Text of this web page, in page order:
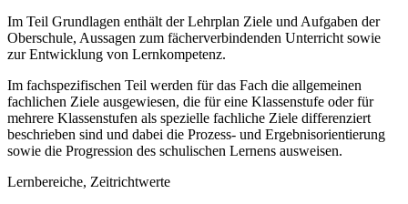
Im Teil Grundlagen enthält der Lehrplan Ziele und Aufgaben der
Oberschule, Aussagen zum fächerverbindenden Unterricht sowie
zur Entwicklung von Lernkompetenz.
Im fachspezifischen Teil werden für das Fach die allgemeinen
fachlichen Ziele ausgewiesen, die für eine Klassenstufe oder für
mehrere Klassenstufen als spezielle fachliche Ziele differenziert
beschrieben sind und dabei die Prozess- und Ergebnisorientierung
sowie die Progression des schulischen Lernens ausweisen.
Lernbereiche, Zeitrichtwerte